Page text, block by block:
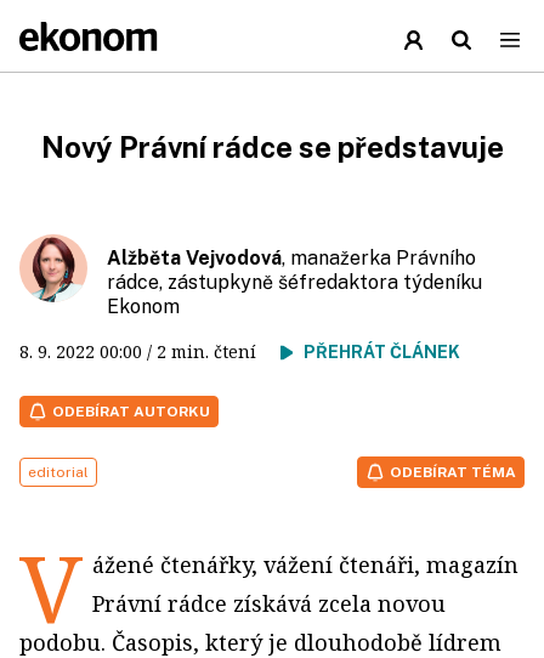
Nový Právní rádce se představuje
Alžběta Vejvodová, manažerka Právního
rádce, zástupkyně šéfredaktora týdeníku
Ekonom
8. 9. 2022 00:00 / 2 min. čtení PŘEHRÁT ČLÁNEK
ODEBÍRAT AUTORKU
editorial ODEBÍRAT TÉMA
V ážené čtenářky, vážení čte­náři, magazín
Právní rádce získává zcela novou
podobu. Časopis, který je dlouho­době lí­drem